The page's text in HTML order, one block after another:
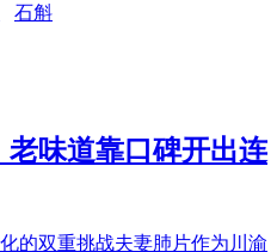
石斛
味道靠口碑开出连
的双重挑战夫妻肺片作为川渝